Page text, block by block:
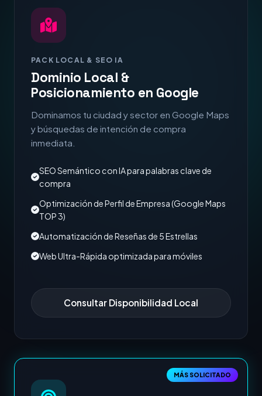
PACK LOCAL & SEO IA
Dominio Local &
Posicionamiento en Google
Dominamos tu ciudad y sector en Google Maps
y búsquedas de intención de compra
inmediata.
SEO Semántico con IA para palabras clave de
compra
Optimización de Perfil de Empresa (Google Maps
TOP 3)
Automatización de Reseñas de 5 Estrellas
Web Ultra-Rápida optimizada para móviles
Consultar Disponibilidad Local
MÁS SOLICITADO